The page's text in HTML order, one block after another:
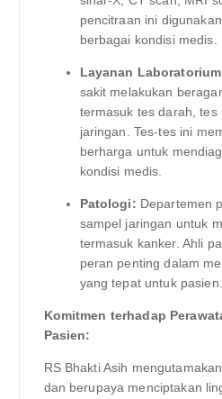
pencitraan ini
berbagai kondisi medis.
Layanan
sakit melakukan
termasuk tes darah, tes
jaringan. Tes-tes ini
berharga untuk
kondisi medis.
Patologi: Departemen
sampel jaringan untuk
termasuk kanker. Ahli
peran penting dalam
yang tepat untuk pasien.
Komitmen terhadap
Pasien:
RS Bhakti Asih
dan berupaya menciptakan